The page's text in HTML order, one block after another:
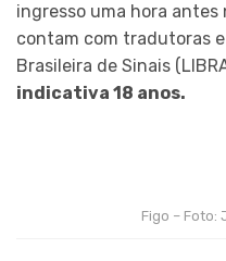
ingresso uma hora antes
contam com tradutoras
Brasileira de Sinais
indicativa 18 anos.
Figo – Foto: